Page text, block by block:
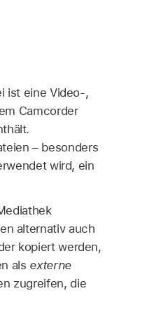
ist eine Video-,
Camcorder
– besonders
wird, ein
alternativ auch
kopiert werden,
als externe
zugreifen, die